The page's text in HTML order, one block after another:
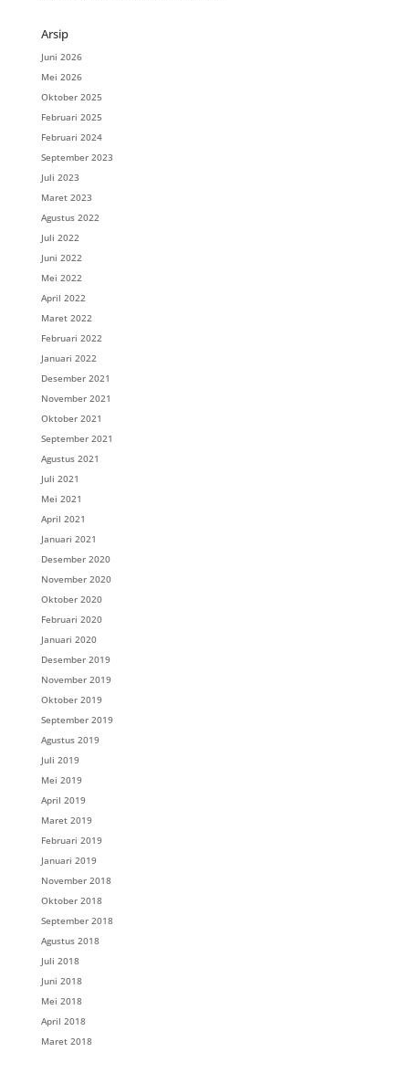
Arsip
Juni 2026
Mei 2026
Oktober 2025
Februari 2025
Februari 2024
September 2023
Juli 2023
Maret 2023
Agustus 2022
Juli 2022
Juni 2022
Mei 2022
April 2022
Maret 2022
Februari 2022
Januari 2022
Desember 2021
November 2021
Oktober 2021
September 2021
Agustus 2021
Juli 2021
Mei 2021
April 2021
Januari 2021
Desember 2020
November 2020
Oktober 2020
Februari 2020
Januari 2020
Desember 2019
November 2019
Oktober 2019
September 2019
Agustus 2019
Juli 2019
Mei 2019
April 2019
Maret 2019
Februari 2019
Januari 2019
November 2018
Oktober 2018
September 2018
Agustus 2018
Juli 2018
Juni 2018
Mei 2018
April 2018
Maret 2018